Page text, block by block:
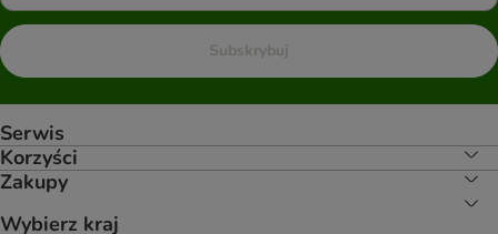
Subskrybuj
Serwis
Korzyści
Zakupy
Wybierz kraj